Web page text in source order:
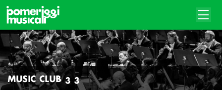
MUSIC CLUB # 3